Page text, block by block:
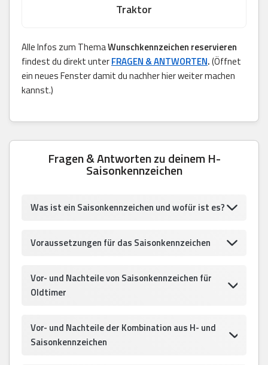
Traktor
Alle Infos zum ThemaWunschkennzeichen reservieren
findest du direkt unterFRAGEN & ANTWORTEN.(Öffnet
ein neues Fenster damit du nachher hier weiter machen
kannst.)
Fragen & Antworten zu deinem H-
Saisonkennzeichen
Was ist ein Saisonkennzeichen und wofür ist es?
Voraussetzungen für das Saisonkennzeichen
Vor- und Nachteile von Saisonkennzeichen für
Oldtimer
Vor- und Nachteile der Kombination aus H- und
Saisonkennzeichen